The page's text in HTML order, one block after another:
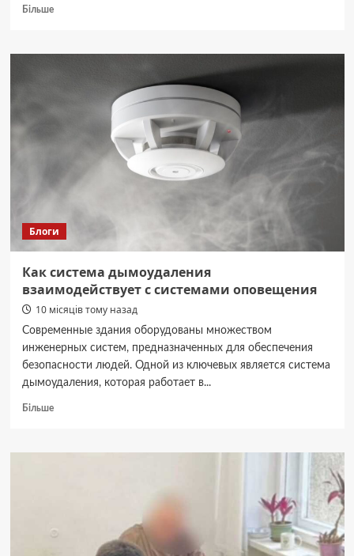
БільшеДокладніше
може
Ізраїль
Блоги
Как система дымоудаления
взаимодействует с системами оповещения
10 місяців тому назад
Современные здания оборудованы множеством
инженерных систем, предназначенных для обеспечения
безопасности людей. Одной из ключевых является система
дымоудаления, которая работает в...
БільшеДокладніше
система